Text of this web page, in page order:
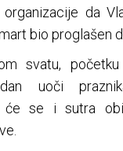
da
bio proglašen
svatu,
uoči
će se i sutra